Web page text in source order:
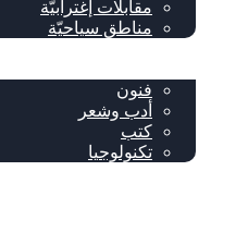
مقابلات إغترابيّة
مناطق سياحيّة
فنون
أدب وشعر
كتب
تكنولوجيا